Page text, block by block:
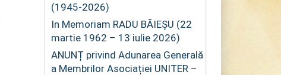
(1945-2026)
In Memoriam RADU BĂIEȘU (22
martie 1962 – 13 iulie 2026)
ANUNȚ privind Adunarea Generală
a Membrilor Asociației UNITER –